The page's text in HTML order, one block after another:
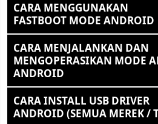
CARA MENGGUNAKAN
FASTBOOT MODE ANDROID
CARA MENJALANKAN DAN
MENGOPERASIKAN MODE
ANDROID
CARA INSTALL USB DRIVER
ANDROID (SEMUA MEREK /